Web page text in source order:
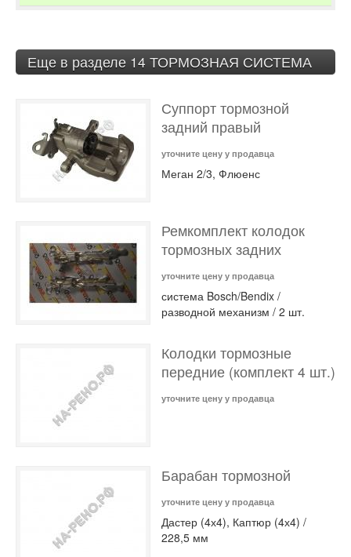
Еще в разделе 14 ТОРМОЗНАЯ СИСТЕМА
Суппорт тормозной
задний правый
уточните цену у продавца
Меган 2/3, Флюенс
Ремкомплект колодок
тормозных задних
уточните цену у продавца
система Bosch/Bendix /
разводной механизм / 2 шт.
Колодки тормозные
передние (комплект 4 шт.)
уточните цену у продавца
Барабан тормозной
уточните цену у продавца
Дастер (4х4), Каптюр (4х4) /
228,5 мм